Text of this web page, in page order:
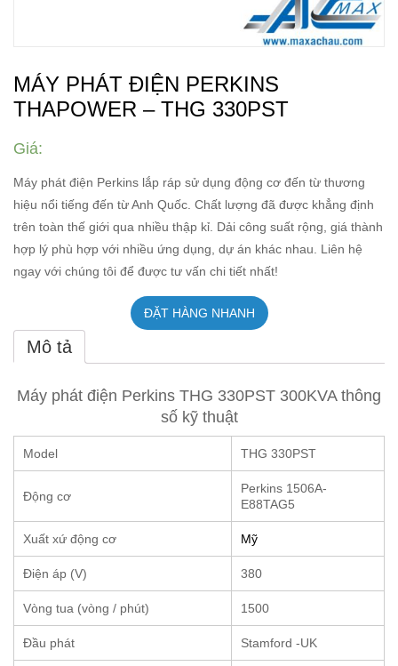
MÁY PHÁT ĐIỆN PERKINS
THAPOWER – THG 330PST
Giá:
Máy phát điện Perkins lắp ráp sử dụng động cơ đến từ thương
hiệu nổi tiếng đến từ Anh Quốc. Chất lượng đã được khẳng định
trên toàn thế giới qua nhiều thập kỉ. Dải công suất rộng, giá thành
hợp lý phù hợp với nhiều ứng dụng, dự án khác nhau. Liên hệ
ngay với chúng tôi để được tư vấn chi tiết nhất!
ĐẶT HÀNG NHANH
Mô tả
Máy phát điện Perkins THG 330PST 300KVA thông
số kỹ thuật
Model THG 330PST
Động cơ
Perkins 1506A-
E88TAG5
Xuất xứ động cơ Mỹ
Điện áp (V) 380
Vòng tua (vòng / phút) 1500
Đầu phát Stamford -UK